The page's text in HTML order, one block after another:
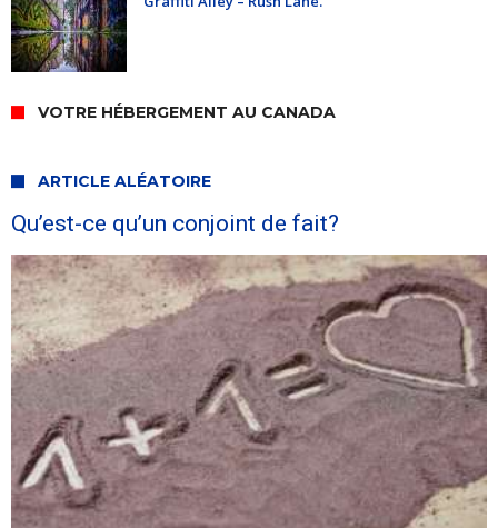
VOTRE HÉBERGEMENT AU CANADA
ARTICLE ALÉATOIRE
Qu’est-ce qu’un conjoint de fait?